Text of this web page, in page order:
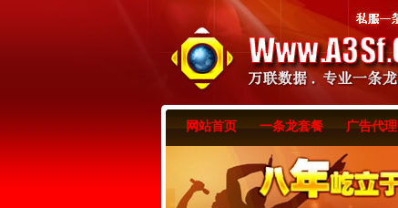
网站首页 一条龙套餐 广告代理